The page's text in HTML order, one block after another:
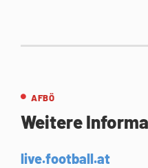
AFBÖ
Weitere
live.football.at